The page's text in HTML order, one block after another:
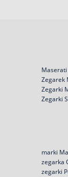
Zegarek
Zegarki
Zegarki
marki
zegarka
zegarki